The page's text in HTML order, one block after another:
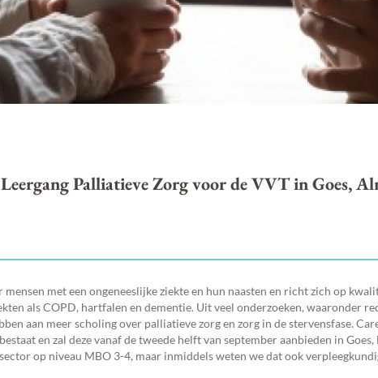
Palliatieve Zorg voor de VVT in Goes,
met een ongeneeslijke ziekte en hun naasten en richt zich op
als COPD, hartfalen en dementie. Uit veel onderzoeken, waaronder
aan meer scholing over palliatieve zorg en zorg in de stervensfase.
en zal deze vanaf de tweede helft van september aanbieden in
op niveau MBO 3-4, maar inmiddels weten we dat ook